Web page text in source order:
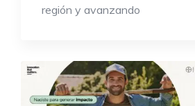
región y avanzando